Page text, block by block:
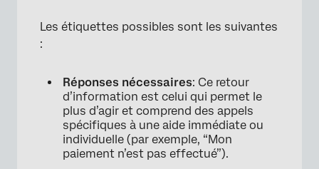
Les étiquettes possibles sont les suivantes
:
Réponses nécessaires: Ce retour
d’information est celui qui permet le
plus d’agir et comprend des appels
spécifiques à une aide immédiate ou
individuelle (par exemple, “Mon
paiement n’est pas effectué”).